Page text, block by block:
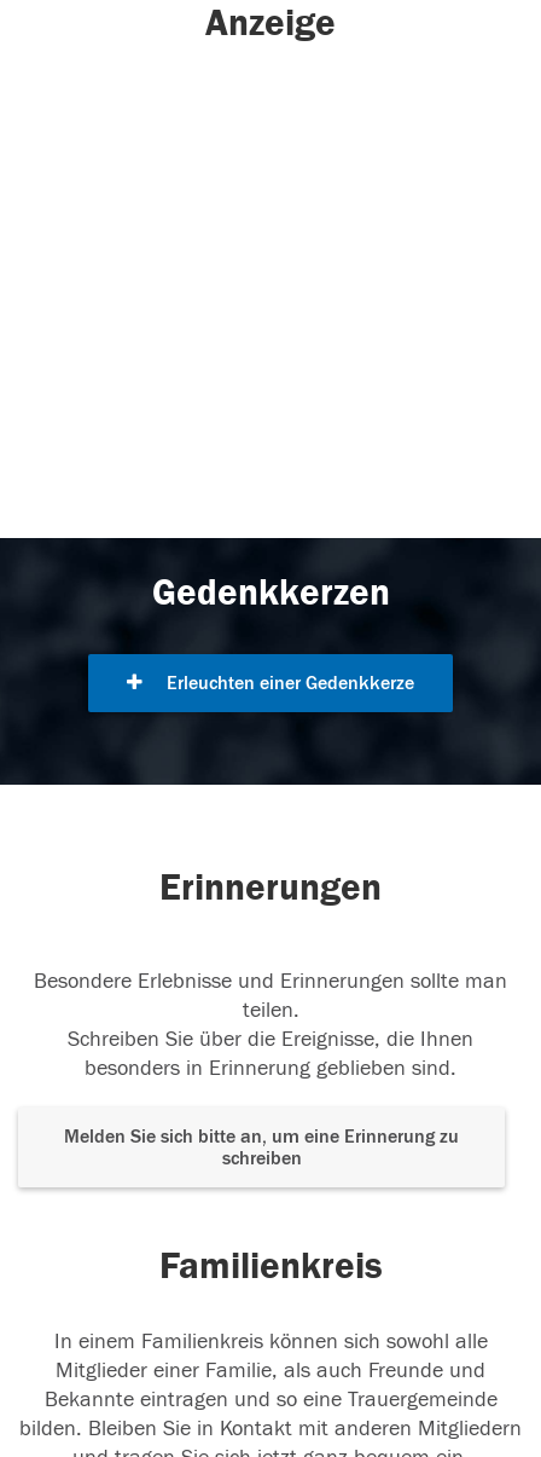
Anzeige
Gedenkkerzen
Erleuchten einer Gedenkkerze
Erinnerungen
Besondere Erlebnisse und Erinnerungen sollte man
teilen.
Schreiben Sie über die Ereignisse, die Ihnen
besonders in Erinnerung geblieben sind.
Melden Sie sich bitte an, um eine Erinnerung zu
schreiben
Familienkreis
In einem Familienkreis können sich sowohl alle
Mitglieder einer Familie, als auch Freunde und
Bekannte eintragen und so eine Trauergemeinde
bilden. Bleiben Sie in Kontakt mit anderen Mitgliedern